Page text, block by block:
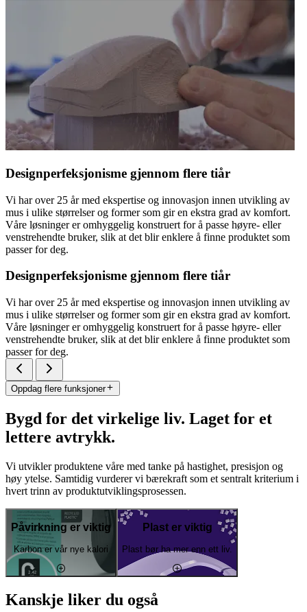
Designperfeksjonisme gjennom flere tiår
Vi har over 25 år med ekspertise og innovasjon innen utvikling av
mus i ulike størrelser og former som gir en ekstra grad av komfort.
Våre løsninger er omhyggelig konstruert for å passe høyre- eller
venstrehendte bruker, slik at det blir enklere å finne produktet som
passer for deg.
Designperfeksjonisme gjennom flere tiår
Vi har over 25 år med ekspertise og innovasjon innen utvikling av
mus i ulike størrelser og former som gir en ekstra grad av komfort.
Våre løsninger er omhyggelig konstruert for å passe høyre- eller
venstrehendte bruker, slik at det blir enklere å finne produktet som
passer for deg.
Oppdag flere funksjoner
Bygd for det virkelige liv. Laget for et
lettere avtrykk.
Vi utvikler produktene våre med tanke på hastighet, presisjon og
høy ytelse. Samtidig vurderer vi bærekraft som et sentralt kriterium i
hvert trinn av produktutviklingsprosessen.
Påvirkning er viktig
Karbon er vår nye kalori
Plast er viktig
Plast bør ha mer enn ett liv.
Kanskje liker du også